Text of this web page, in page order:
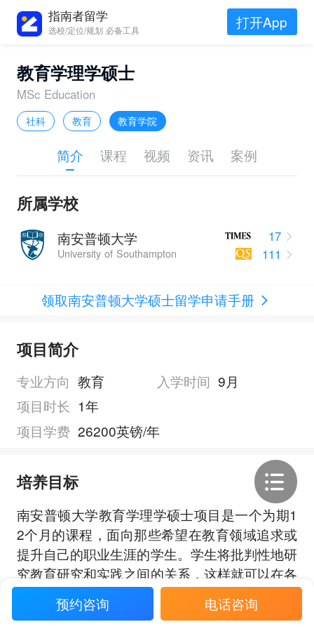
指南者留学
选校/定位/规划 必备工具 打开App
教育学理学硕士
MSc Education
社科 教育 教育学院
简介 课程 视频 资讯 案例
所属学校
南安普顿大学
University of Southampton
17
111
领取南安普顿大学硕士留学申请手册
项目简介
专业方向 教育 入学时间 9月
项目时长 1年
项目学费 26200英镑/年
培养目标
南安普顿大学教育学理学硕士项目是一个为期1
2个月的课程，面向那些希望在教育领域追求或
提升自己的职业生涯的学生。学生将批判性地研
究教育研究和实践之间的关系，这样就可以在各
种不同层次的教育机构找到工作。在本硕士教育
课程中，学生将采用研究优先的方法，使用证据
预约咨询 电话咨询